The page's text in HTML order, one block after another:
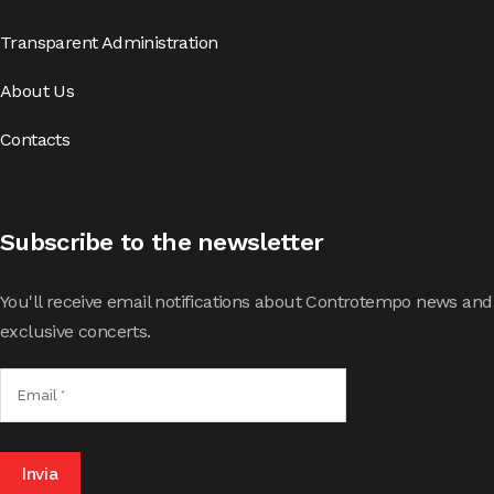
Transparent Administration
About Us
Contacts
Subscribe to the newsletter
You'll receive email notifications about Controtempo news and
exclusive concerts.